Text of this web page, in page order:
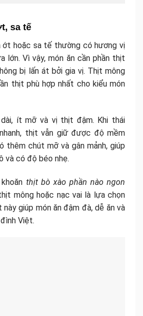
sa tế
ớt hoặc sa tế thường có hương vị
lớn. Vì vậy, món ăn cần phần thịt
bị lấn át bởi gia vị. Thịt mông
thịt phù hợp nhất cho kiểu món
ít mỡ và vị thịt đậm. Khi thái
thịt vẫn giữ được độ mềm
thêm chút mỡ và gân mảnh, giúp
và có độ béo nhẹ.
thịt bò xào phần nào ngon
mông hoặc nạc vai là lựa chọn
này giúp món ăn đậm đà, dễ ăn và
Việt.